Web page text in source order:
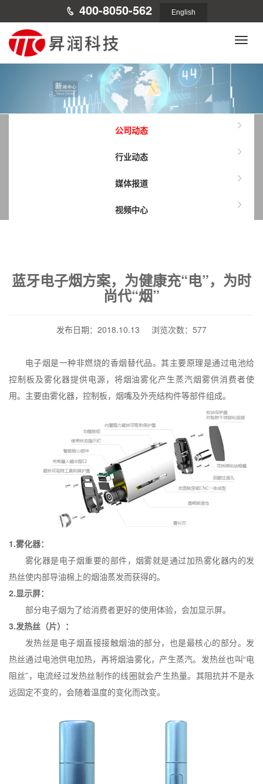
400-8050-562 English
Toggle
公司动态
行业动态
媒体报道
视频中心
蓝牙电子烟方案，为健康充“电”，为时
尚代“烟”
发布日期：2018.10.13 浏览次数：577
电子烟是一种非燃烧的香烟替代品。其主要原理是通过电池给
控制板及雾化器提供电源，将烟油雾化产生蒸汽烟雾供消费者使
用。主要由雾化器，控制板，烟嘴及外壳结构件等部件组成。
1.雾化器：
雾化器是电子烟重要的部件，烟雾就是通过加热雾化器内的发
热丝使内部导油棉上的烟油蒸发而获得的。
2.显示屏：
部分电子烟为了给消费者更好的使用体验，会加显示屏。
3.发热丝（片）：
发热丝是电子烟直接接触烟油的部分，也是最核心的部分。发
热丝通过电池供电加热，再将烟油雾化，产生蒸汽。发热丝也叫“电
阻丝”，电流经过发热丝制作的线圈就会产生热量。其阻抗并不是永
远固定不变的，会随着温度的变化而改变。